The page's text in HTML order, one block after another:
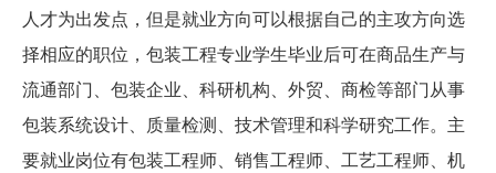
人才为出发点，但是就业方向可以根据自己的主攻方向选
择相应的职位，包装工程专业学生毕业后可在商品生产与
流通部门、包装企业、科研机构、外贸、商检等部门从事
包装系统设计、质量检测、技术管理和科学研究工作。主
要就业岗位有包装工程师、销售工程师、工艺工程师、机